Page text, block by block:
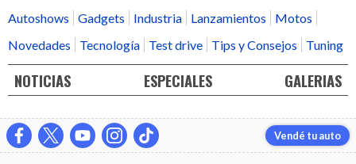
Autoshows
Gadgets Industria Lanzamientos
Motos
Novedades
Tecnología Test drive Tips y Consejos Tuning
NOTICIAS ESPECIALES GALERIAS
Vendé tu auto